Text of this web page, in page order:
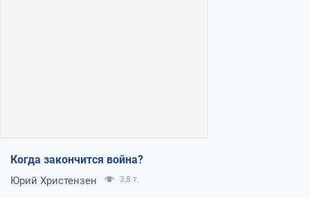
Когда закончится война?
Юрий Христензен 3,8 т.